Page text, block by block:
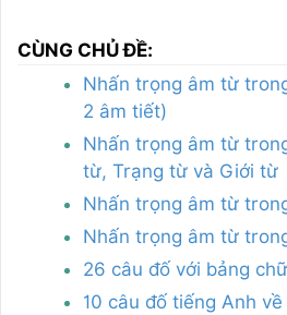
CÙNG CHỦ ĐỀ:
Nhấn trọng âm từ
2 âm tiết)
Nhấn trọng âm từ
từ, Trạng từ và Giới từ
Nhấn trọng âm từ
Nhấn trọng âm từ
26 câu đố với bảng
10 câu đố tiếng Anh